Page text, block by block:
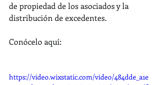
de propiedad de los asociados y la
distribución de excedentes.
Conócelo aquí:
https://video.wixstatic.com/video/484dde_a1e